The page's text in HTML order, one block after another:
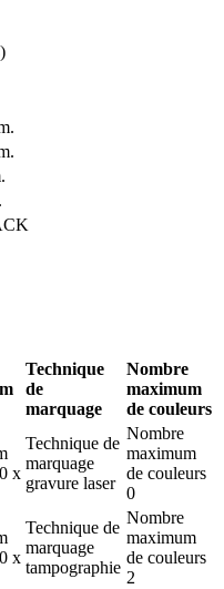
Technique
de
marquage
Nombre
maximum
de couleurs
x
Technique de
marquage
gravure laser
Nombre
maximum
de couleurs
0
x
Technique de
marquage
tampographie
Nombre
maximum
de couleurs
2